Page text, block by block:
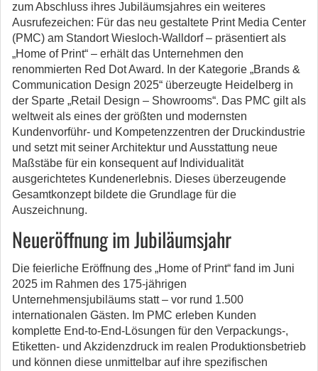
zum Abschluss ihres Jubiläumsjahres ein weiteres
Ausrufezeichen: Für das neu gestaltete Print Media Center
(PMC) am Standort Wiesloch-Walldorf – präsentiert als
„Home of Print“ – erhält das Unternehmen den
renommierten Red Dot Award. In der Kategorie „Brands &
Communication Design 2025“ überzeugte Heidelberg in
der Sparte „Retail Design – Showrooms“. Das PMC gilt als
weltweit als eines der größten und modernsten
Kundenvorführ- und Kompetenzzentren der Druckindustrie
und setzt mit seiner Architektur und Ausstattung neue
Maßstäbe für ein konsequent auf Individualität
ausgerichtetes Kundenerlebnis. Dieses überzeugende
Gesamtkonzept bildete die Grundlage für die
Auszeichnung.
Neueröffnung im Jubiläumsjahr
Die feierliche Eröffnung des „Home of Print“ fand im Juni
2025 im Rahmen des 175-jährigen
Unternehmensjubiläums statt – vor rund 1.500
internationalen Gästen. Im PMC erleben Kunden
komplette End-to-End-Lösungen für den Verpackungs-,
Etiketten- und Akzidenzdruck im realen Produktionsbetrieb
und können diese unmittelbar auf ihre spezifischen